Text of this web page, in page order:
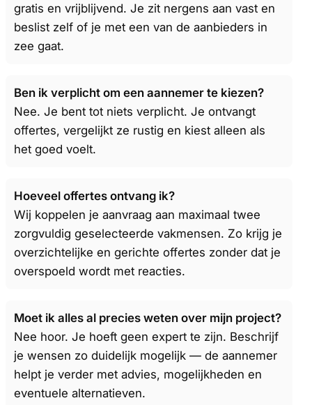
gratis en vrijblijvend. Je zit nergens aan vast en
beslist zelf of je met een van de aanbieders in
zee gaat.
Ben ik verplicht om een aannemer te kiezen?
Nee. Je bent tot niets verplicht. Je ontvangt
offertes, vergelijkt ze rustig en kiest alleen als
het goed voelt.
Hoeveel offertes ontvang ik?
Wij koppelen je aanvraag aan maximaal twee
zorgvuldig geselecteerde vakmensen. Zo krijg je
overzichtelijke en gerichte offertes zonder dat je
overspoeld wordt met reacties.
Moet ik alles al precies weten over mijn project?
Nee hoor. Je hoeft geen expert te zijn. Beschrijf
je wensen zo duidelijk mogelijk — de aannemer
helpt je verder met advies, mogelijkheden en
eventuele alternatieven.